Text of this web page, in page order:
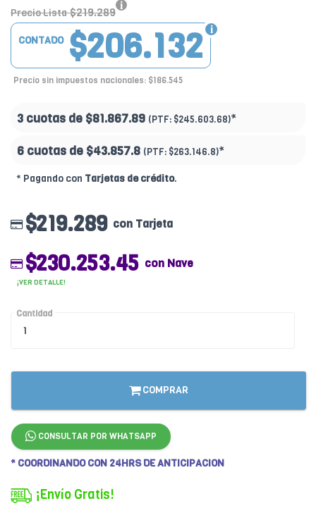
Precio Lista $219.289
$206.132
CONTADO
Precio sin impuestos nacionales: $186.545
3 cuotas de $81.867.89 (PTF: $245.603.68)*
6 cuotas de $43.857.8 (PTF: $263.146.8)*
* Pagando con Tarjetas de crédito.
$219.289 con Tarjeta
$230.253.45 con Nave
¡VER DETALLE!
Cantidad
COMPRAR
CONSULTAR POR WHATSAPP
* COORDINANDO CON 24HRS DE ANTICIPACION
¡Envío Gratis!